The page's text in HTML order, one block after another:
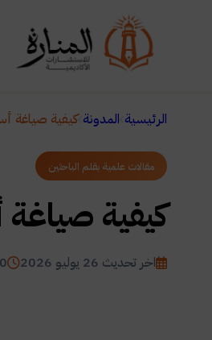
الرئيسية المدونة كيفية صياغة
مقالات علمية بقلم الباحثين
كيفية صياغة
اخر تحديث 26 يوليو 2026 10